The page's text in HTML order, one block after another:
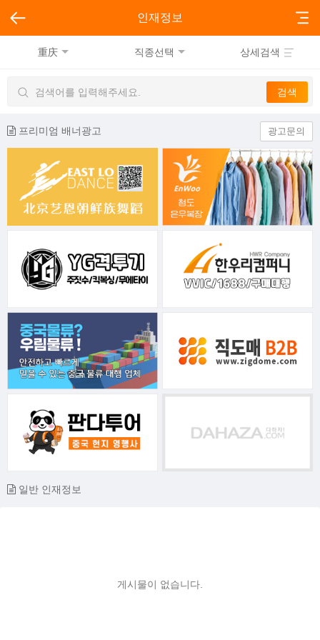
인재정보
重庆 직종선택 상세검색
프리미엄 배너광고 광고문의
일반 인재정보
게시물이 없습니다.